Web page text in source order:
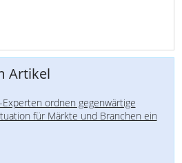
Artikel
Experten ordnen gegenwärtige
für Märkte und Branchen ein